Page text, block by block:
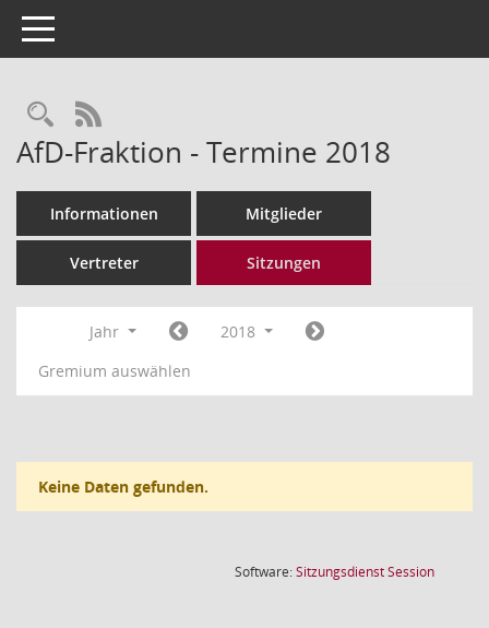
Toggle navigation
Rechercheauswahl
RSS-Feed
AfD-Fraktion - Termine 2018
Informationen Mitglieder
Vertreter Sitzungen
Jahr
2018
Gremium auswählen
Keine Daten gefunden.
Software:SitzungsdienstSession(Wird in